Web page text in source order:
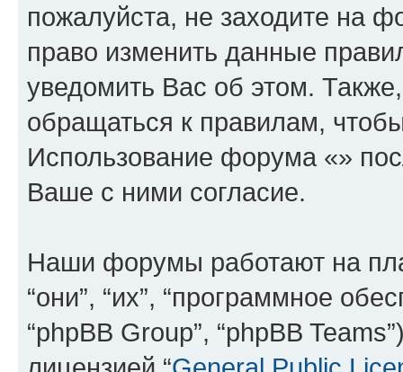
пожалуйста, не заходите на
право изменить данные
уведомить Вас об этом.
обращаться к правилам,
Использование форума «»
Ваше с ними согласие.
Наши форумы работают на
“они”, “их”, “программное
“phpBB Group”, “phpBB